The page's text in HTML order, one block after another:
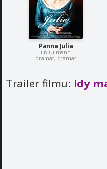
Panna Julia
Liv Ullmann
dramat, dramat
Trailer filmu: Idy